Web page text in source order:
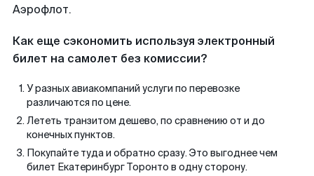
Аэрофлот.
Как еще сэкономить используя электронный
билет на самолет без комиссии?
У разных авиакомпаний услуги по перевозке
различаются по цене.
Лететь транзитом дешево, по сравнению от и до
конечных пунктов.
Покупайте туда и обратно сразу. Это выгоднее чем
билет Екатеринбург Торонто в одну сторону.